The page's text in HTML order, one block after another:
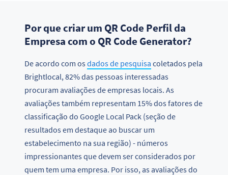
Por que criar um QR Code Perfil da
Empresa com o QR Code Generator?
De acordo com osdados de pesquisa coletados pela
Brightlocal, 82% das pessoas interessadas
procuram avaliações de empresas locais. As
avaliações também representam 15% dos fatores de
classificação do Google Local Pack (seção de
resultados em destaque ao buscar um
estabelecimento na sua região) - números
impressionantes que devem ser considerados por
quem tem uma empresa. Por isso, as avaliações do